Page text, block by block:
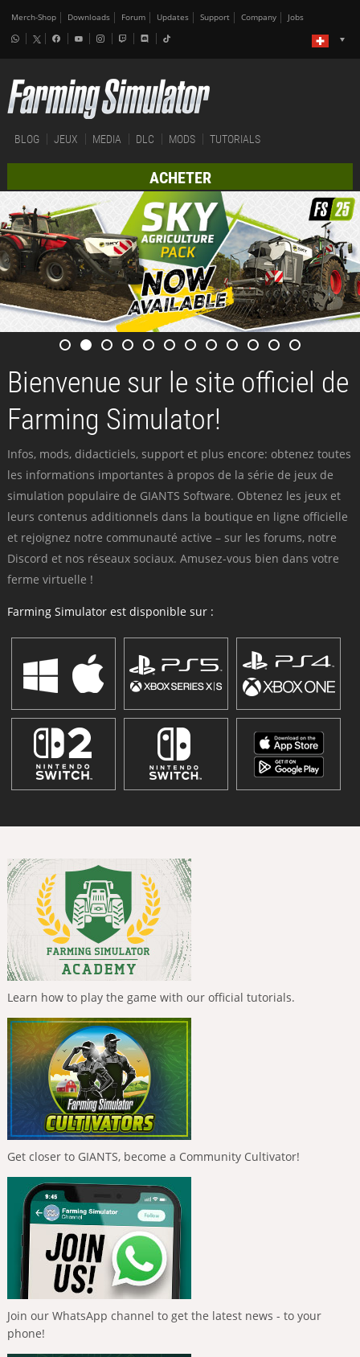
Merch-Shop Downloads Forum Updates Support Company Jobs
BLOG JEUX MEDIA DLC MODS TUTORIALS
ACHETER
Bienvenue sur le site officiel de
Farming Simulator!
Infos, mods, didacticiels, support et plus encore: obtenez toutes
les informations importantes à propos de la série de jeux de
simulation populaire de GIANTS Software. Obtenez les jeux et
leurs contenus additionnels dans la boutique en ligne officielle
et rejoignez notre communauté active – sur les forums, notre
Discord et nos réseaux sociaux. Amusez-vous bien dans votre
ferme virtuelle !
Farming Simulator est disponible sur :
Learn how to play the game with our official tutorials.
Get closer to GIANTS, become a Community Cultivator!
Join our WhatsApp channel to get the latest news - to your
phone!